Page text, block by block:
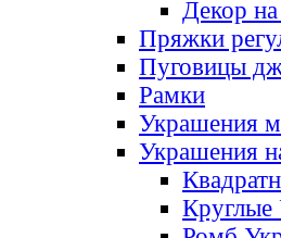
Декор
Пряжки
Пуговицы
Рамки
Украшения
Украшения
Круглые